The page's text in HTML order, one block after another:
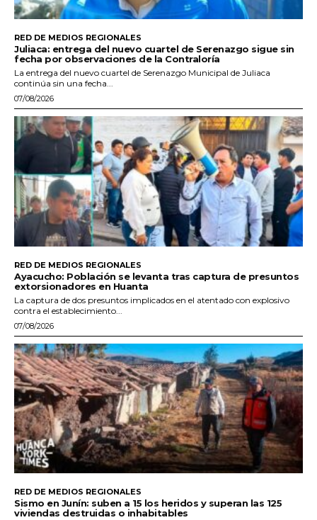
RED DE MEDIOS REGIONALES
Juliaca: entrega del nuevo cuartel de Serenazgo sigue sin
fecha por observaciones de la Contraloría
La entrega del nuevo cuartel de Serenazgo Municipal de Juliaca
continúa sin una fecha...
07/08/2026
RED DE MEDIOS REGIONALES
Ayacucho: Población se levanta tras captura de presuntos
extorsionadores en Huanta
La captura de dos presuntos implicados en el atentado con explosivo
contra el establecimiento...
07/08/2026
RED DE MEDIOS REGIONALES
Sismo en Junín: suben a 15 los heridos y superan las 125
viviendas destruidas o inhabitables